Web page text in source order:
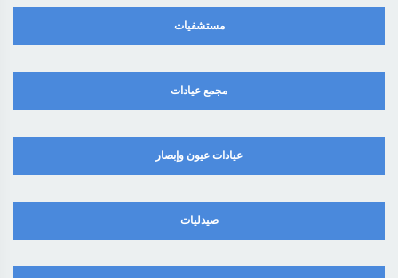
مستشفيات
مجمع عيادات
عيادات عيون وإبصار
صيدليات